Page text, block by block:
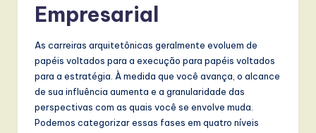
Empresarial
As carreiras arquitetônicas geralmente evoluem de
papéis voltados para a execução para papéis voltados
para a estratégia. À medida que você avança, o alcance
de sua influência aumenta e a granularidade das
perspectivas com as quais você se envolve muda.
Podemos categorizar essas fases em quatro níveis